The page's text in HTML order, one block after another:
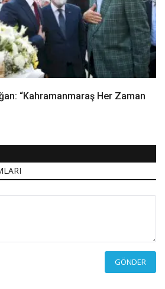
“Kahramanmaraş Her Zaman
GÖNDER